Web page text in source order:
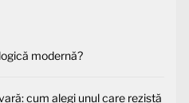
modernă?
cum alegi unul care rezistă